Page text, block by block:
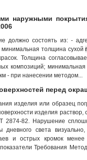
наружными
должно состоять из: -
минимальная толщина сухой
Толщина
композиций;
- при нанесении методом...
перед
изделия или образец
изделия раствор,
2874-82. Нарушение
света
и острых кромок
Требования